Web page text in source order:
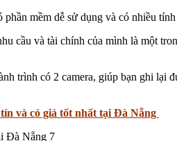
phần mềm dễ sử dụng và có nhiều
cầu và tài chính của mình là một
trình có 2 camera, giúp bạn ghi
và có giá tốt nhất tại Đà Nẵng